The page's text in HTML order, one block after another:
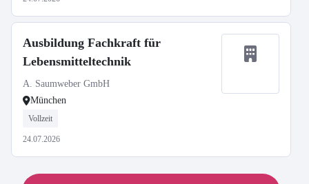
Ausbildung Fachkraft für
Lebensmitteltechnik
A. Saumweber GmbH
München
Vollzeit
24.07.2026